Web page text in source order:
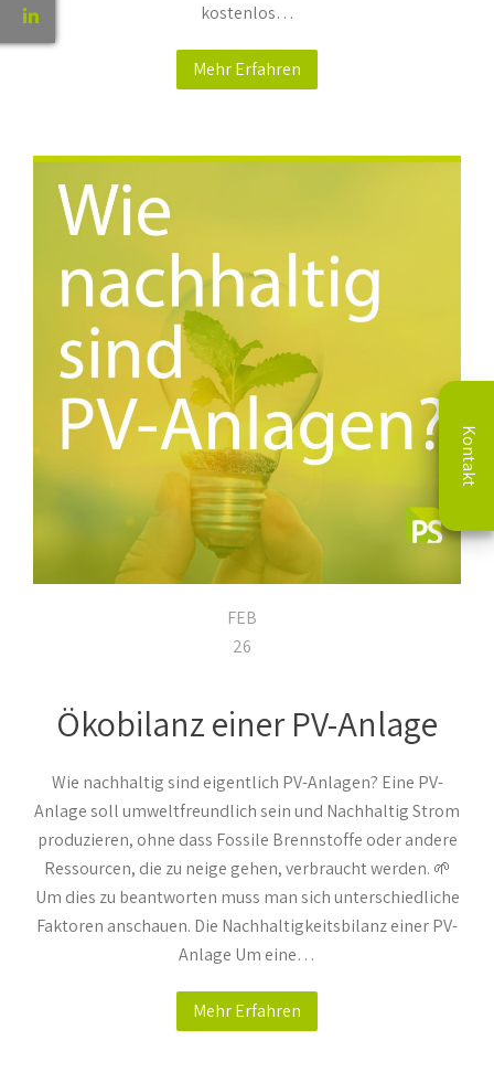
kostenlos…
Mehr Erfahren
FEB
26
Ökobilanz einer PV-Anlage
Wie nachhaltig sind eigentlich PV-Anlagen? Eine PV-
Anlage soll umweltfreundlich sein und Nachhaltig Strom
produzieren, ohne dass Fossile Brennstoffe oder andere
Ressourcen, die zu neige gehen, verbraucht werden. 🌱
Um dies zu beantworten muss man sich unterschiedliche
Faktoren anschauen. Die Nachhaltigkeitsbilanz einer PV-
Anlage Um eine…
Mehr Erfahren
Kontakt